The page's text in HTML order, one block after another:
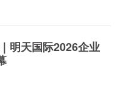
明天国际2026企业